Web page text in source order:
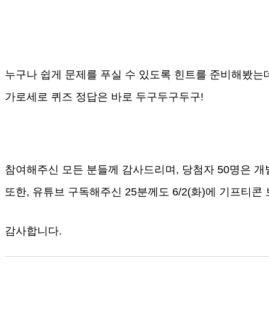
누구나 쉽게 문제를 푸실 수 있도록 힌트를 준비해봤
가로세로 퀴즈 정답은 바로 두구두구두구!
참여해주신 모든 분들께 감사드리며, 당첨자 50명은
또한, 유튜브 구독해주신 25분께도 6/2(화)에 기프티콘
감사합니다.